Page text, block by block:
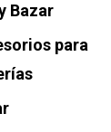
Bazar
para